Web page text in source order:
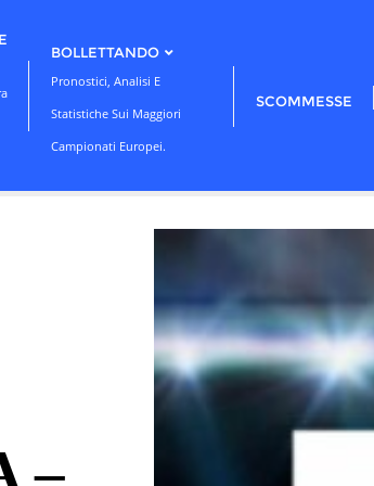
BOLLETTANDO
Pronostici, Analisi E
Statistiche Sui Maggiori
Campionati Europei.
SCOMMESSE
–